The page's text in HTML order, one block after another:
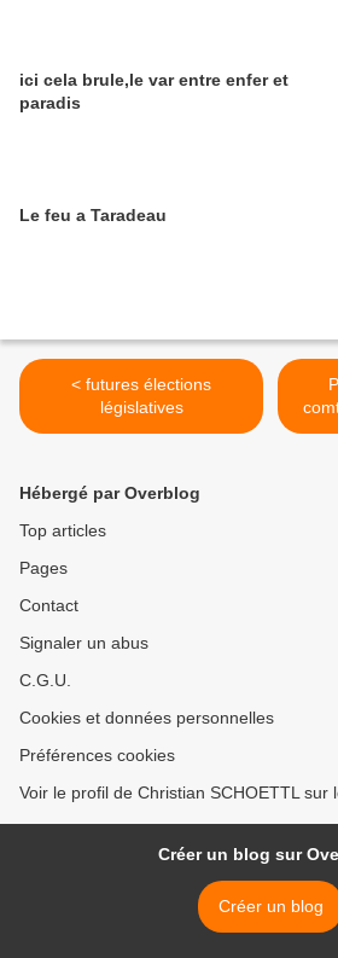
ici cela brule,le var entre enfer et
paradis
Le feu a Taradeau
< futures élections
législatives
Hébergé par Overblog
Top articles
Pages
Contact
Signaler un abus
C.G.U.
Cookies et données personnelles
Préférences cookies
Voir le profil de Christian SCHOETTL sur
Créer un blog sur
Créer un blog